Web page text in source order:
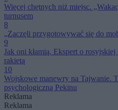
Więcej chętnych niż miejsc.
turnusem
8
„Zaczęli przygotowywać się do
9
Jak oni kłamią. Ekspert o
rakietą
10
Wojskowe manewry na Tajwanie.
psychologiczną Pekinu
Reklama
Reklama